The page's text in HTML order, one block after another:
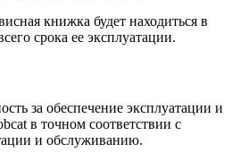
книжка будет находиться в
срока ее эксплуатации.
за обеспечение эксплуатации и
в точном соответствии с
и обслуживанию.